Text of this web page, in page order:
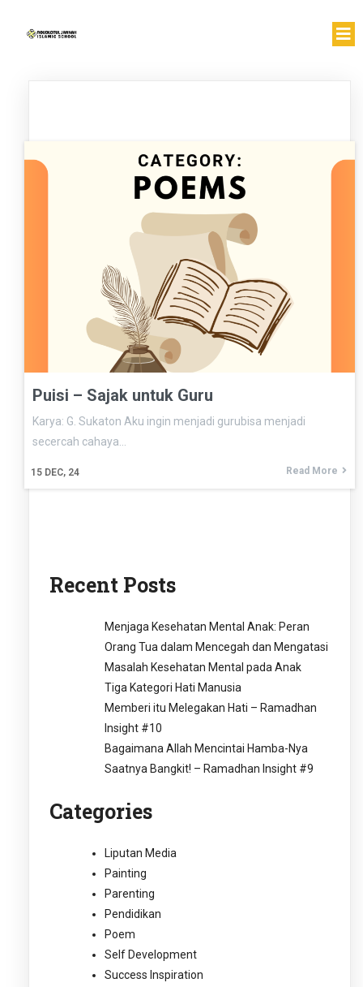
Puisi – Sajak untuk Guru
15 DEC, 24
Karya: G. Sukaton Aku ingin menjadi gurubisa menjadi
secercah cahaya…
Read More
Recent Posts
Menjaga Kesehatan Mental Anak: Peran
Orang Tua dalam Mencegah dan Mengatasi
Masalah Kesehatan Mental pada Anak
Tiga Kategori Hati Manusia
Memberi itu Melegakan Hati – Ramadhan
Insight #10
Bagaimana Allah Mencintai Hamba-Nya
Saatnya Bangkit! – Ramadhan Insight #9
Categories
Liputan Media
Painting
Parenting
Pendidikan
Poem
Self Development
Success Inspiration